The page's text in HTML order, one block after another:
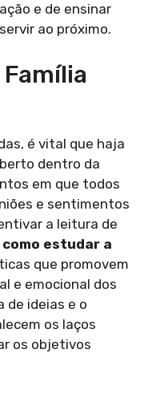
e de ensinar
ao próximo.
é vital que haja
dentro da
em que todos
e sentimentos
a leitura de
como estudar a
que promovem
e emocional dos
de ideias e o
os laços
os objetivos